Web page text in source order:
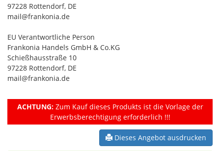
97228 Rottendorf, DE
mail@frankonia.de
EU Verantwortliche Person
Frankonia Handels GmbH & Co.KG
Schießhausstraße 10
97228 Rottendorf, DE
mail@frankonia.de
ACHTUNG:Zum Kauf dieses Produkts ist die Vorlage der
Erwerbsberechtigung erforderlich !!!
Dieses Angebot ausdrucken